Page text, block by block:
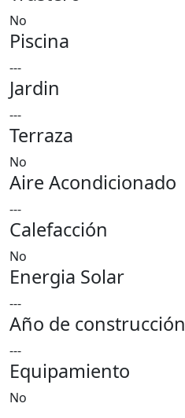
No
Piscina
---
Jardin
---
Terraza
No
Aire Acondicionado
---
Calefacción
No
Energia Solar
---
Año de construcción
---
Equipamiento
No